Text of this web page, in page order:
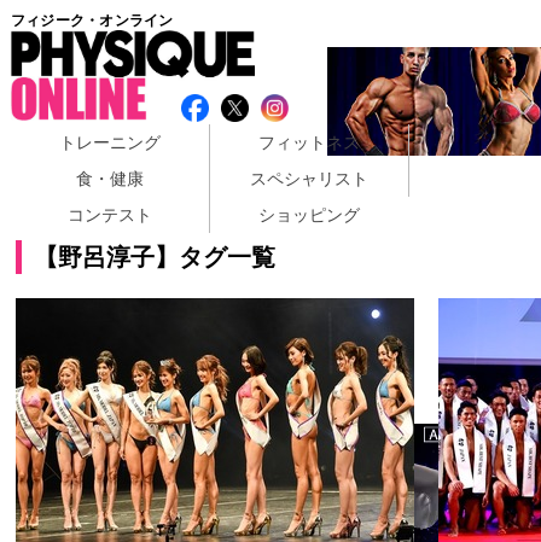
フィジーク・オンライン
トレーニング
フィットネス
食・健康
スペシャリスト
コンテスト
ショッピング
【野呂淳子】タグ一覧